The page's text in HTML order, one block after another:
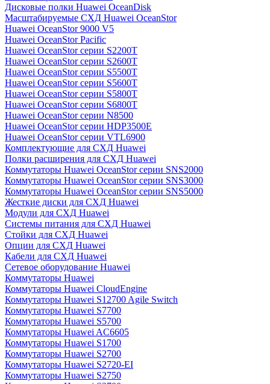
Дисковые полки Huawei OceanDisk
Масштабируемые СХД Huawei OceanStor
Huawei OceanStor 9000 V5
Huawei OceanStor Pacific
Huawei OceanStor серии S2200T
Huawei OceanStor серии S2600T
Huawei OceanStor серии S5500T
Huawei OceanStor серии S5600T
Huawei OceanStor серии S5800T
Huawei OceanStor серии S6800T
Huawei OceanStor серии N8500
Huawei OceanStor серии HDP3500E
Huawei OceanStor серии VTL6900
Комплектующие для СХД Huawei
Полки расширения для СХД Huawei
Коммутаторы Huawei OceanStor серии SNS2000
Коммутаторы Huawei OceanStor серии SNS3000
Коммутаторы Huawei OceanStor серии SNS5000
Жесткие диски для СХД Huawei
Модули для СХД Huawei
Системы питания для СХД Huawei
Стойки для СХД Huawei
Опции для СХД Huawei
Кабели для СХД Huawei
Сетевое оборудование Huawei
Коммутаторы Huawei
Коммутаторы Huawei CloudEngine
Коммутаторы Huawei S12700 Agile Switch
Коммутаторы Huawei S7700
Коммутаторы Huawei S5700
Коммутаторы Huawei AC6605
Коммутаторы Huawei S1700
Коммутаторы Huawei S2700
Коммутаторы Huawei S2720-EI
Коммутаторы Huawei S2750